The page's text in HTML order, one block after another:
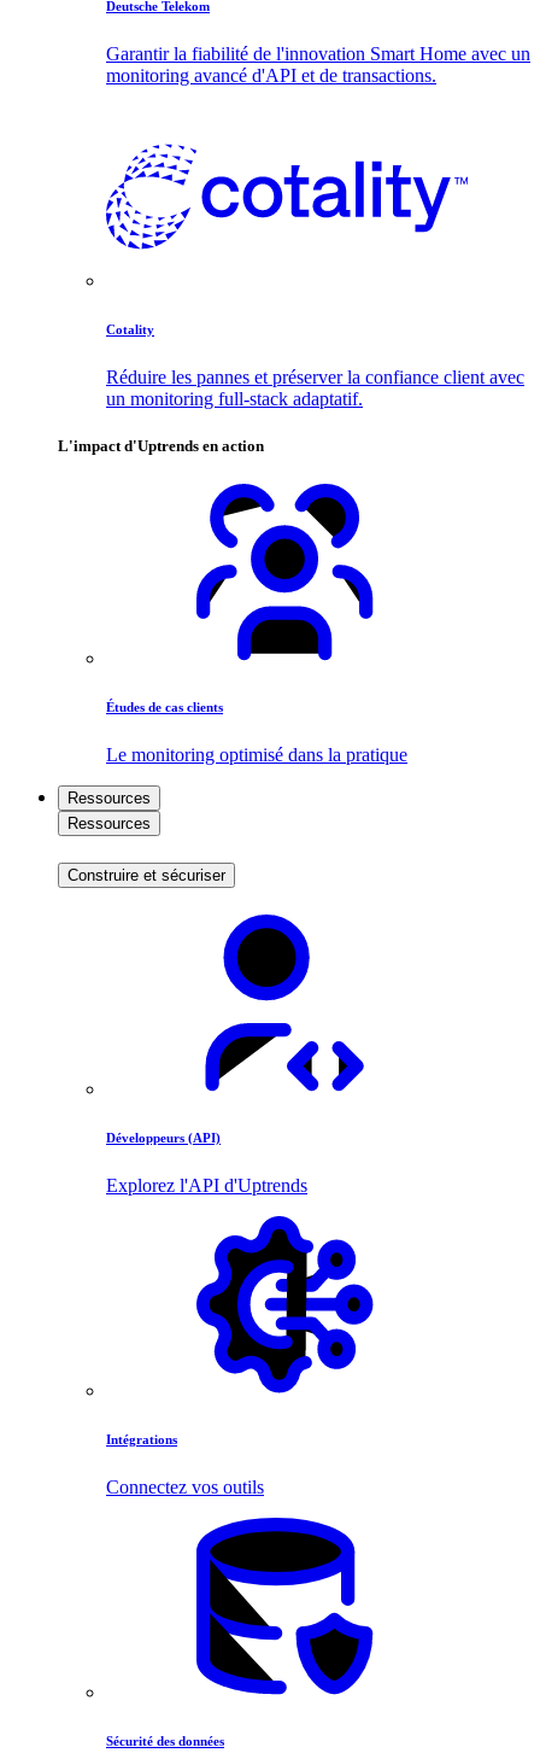
Deutsche Telekom
Garantir la fiabilité de l'innovation Smart Home avec un
monitoring avancé d'API et de transactions.
Cotality
Réduire les pannes et préserver la confiance client avec
un monitoring full-stack adaptatif.
L'impact d'Uptrends en action
Études de cas clients
Le monitoring optimisé dans la pratique
Ressources
Ressources
Construire et sécuriser
Développeurs (API)
Explorez l'API d'Uptrends
Intégrations
Connectez vos outils
Sécurité des données